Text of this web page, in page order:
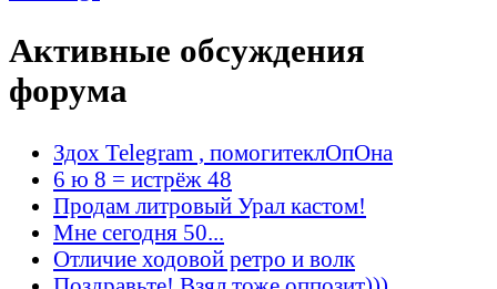
Активные обсуждения
форума
Здох Telegram , помогитеклОпОна
6 ю 8 = истрёж 48
Продам литровый Урал кастом!
Мне сегодня 50...
Отличие ходовой ретро и волк